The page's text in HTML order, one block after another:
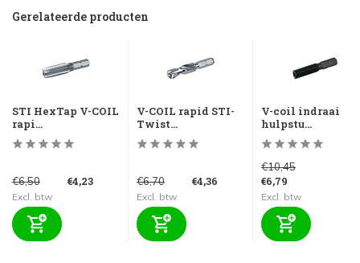
Gerelateerde producten
STI HexTap V-COIL
rapi...
€6,50 €4,23
Excl. btw
V-COIL rapid STI-
Twist...
€6,70 €4,36
Excl. btw
V-coil indraai
hulpstu...
€10,45
€6,79
Excl. btw